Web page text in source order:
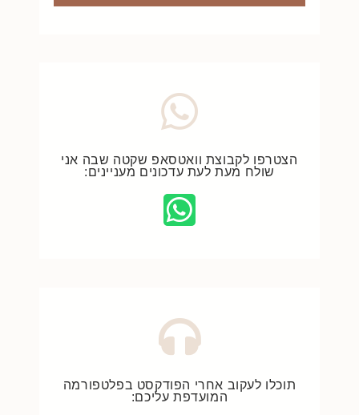
הצטרפו לקבוצת וואטסאפ שקטה שבה אני
שולח מעת לעת עדכונים מעניינים:
תוכלו לעקוב אחרי הפודקסט בפלטפורמה
המועדפת עליכם: